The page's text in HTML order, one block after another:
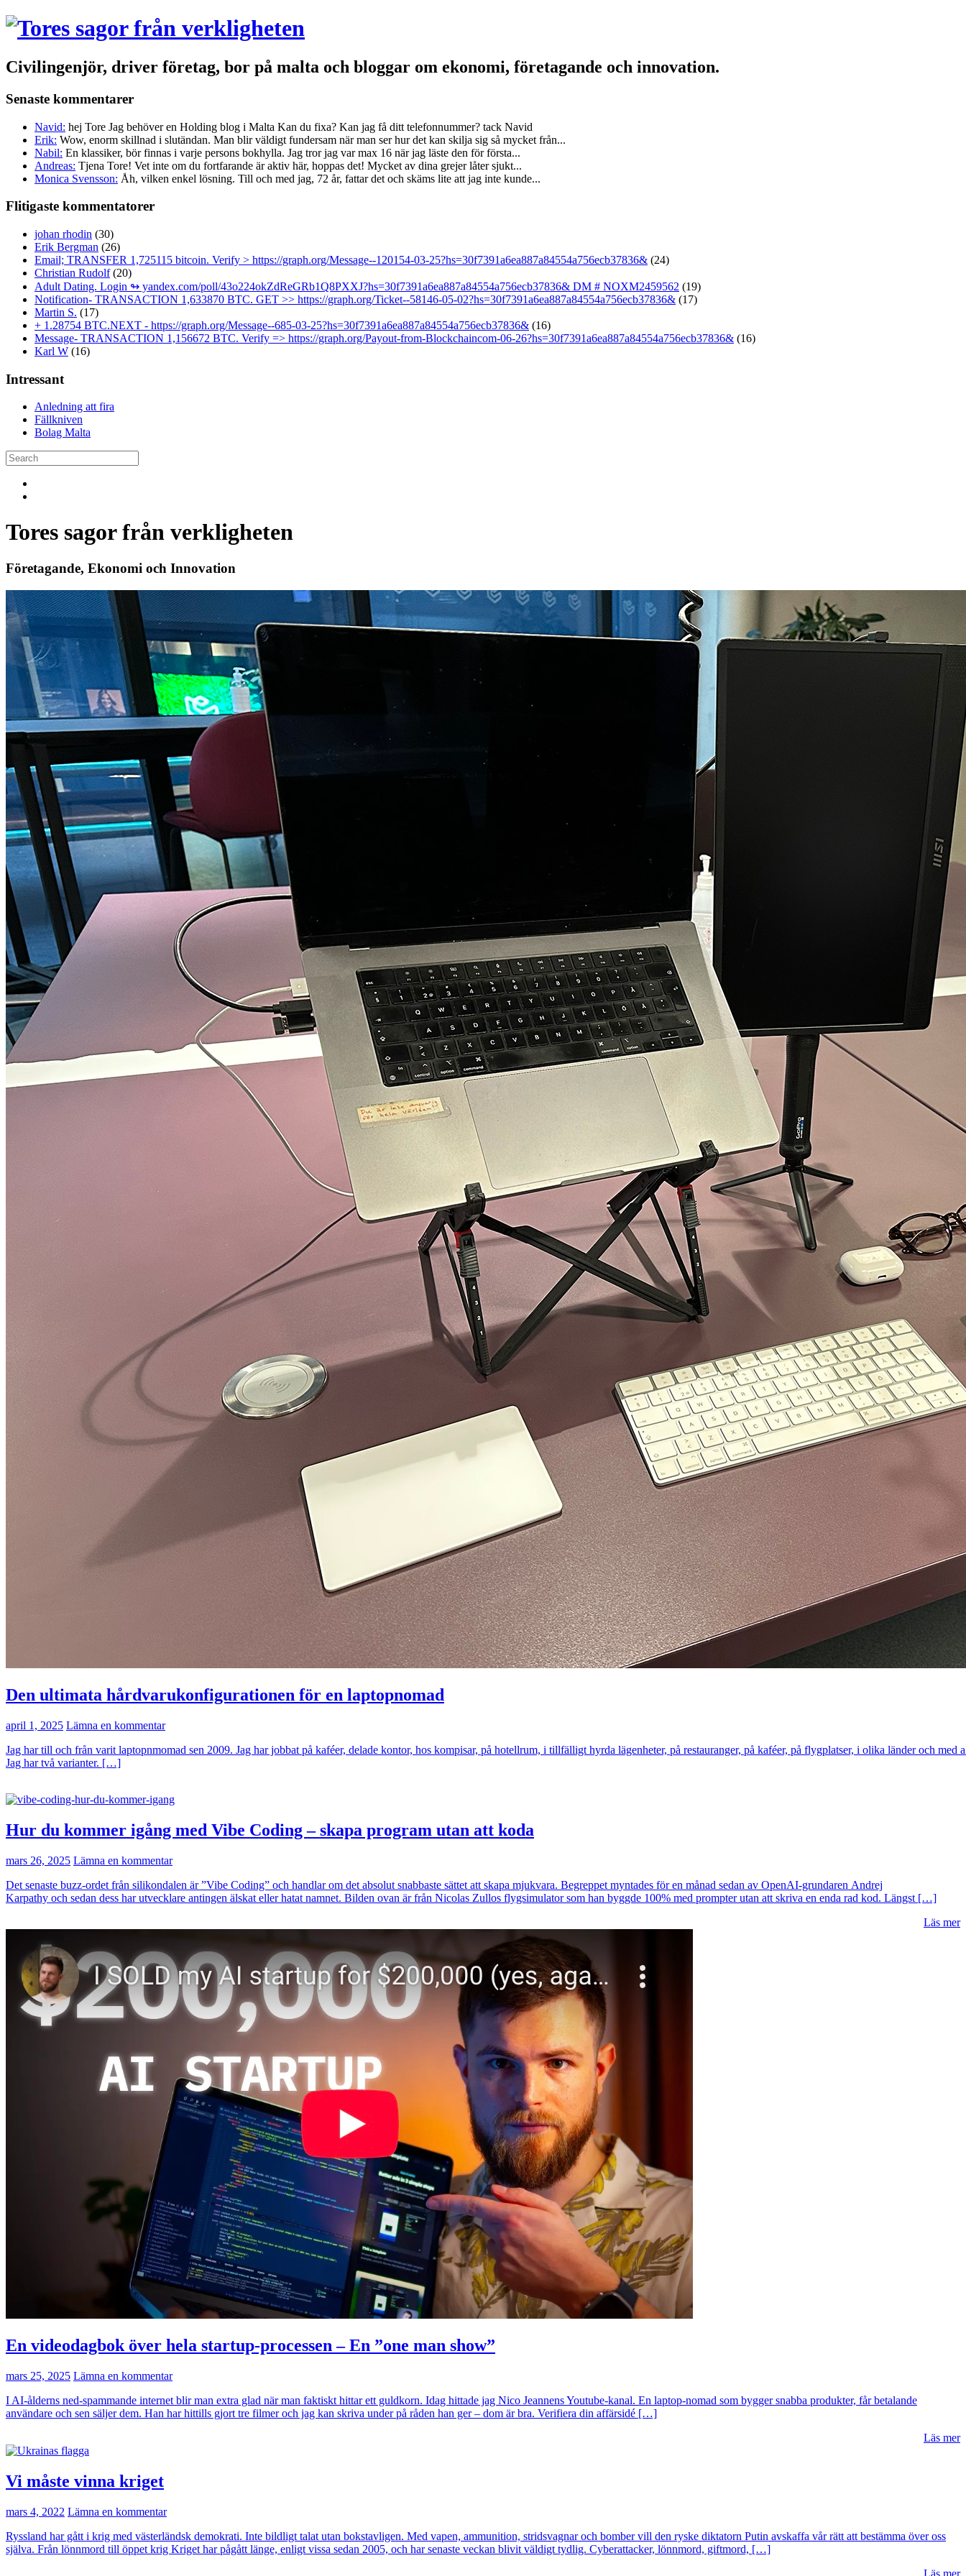
Civilingenjör, driver företag, bor på malta och bloggar om ekonomi, företagande och innovation.
Senaste kommentarer
Navid: hej Tore Jag behöver en Holding blog i Malta Kan du fixa? Kan jag få ditt telefonnummer? tack Navid
Erik: Wow, enorm skillnad i slutändan. Man blir väldigt fundersam när man ser hur det kan skilja sig så mycket från...
Nabil: En klassiker, bör finnas i varje persons bokhylla. Jag tror jag var max 16 när jag läste den för första...
Andreas: Tjena Tore! Vet inte om du fortfarande är aktiv här, hoppas det! Mycket av dina grejer låter sjukt...
Monica Svensson: Åh, vilken enkel lösning. Till och med jag, 72 år, fattar det och skäms lite att jag inte kunde...
Flitigaste kommentatorer
johan rhodin (30)
Erik Bergman (26)
Email; TRANSFER 1,725115 bitcoin. Verify > https://graph.org/Message--120154-03-25?hs=30f7391a6ea887a84554a756ecb37836& (24)
Christian Rudolf(20)
Adult Dating. Login ↬ yandex.com/poll/43o224okZdReGRb1Q8PXXJ?hs=30f7391a6ea887a84554a756ecb37836& DM # NOXM2459562 (19)
Notification- TRANSACTION 1,633870 BTC. GET >> https://graph.org/Ticket--58146-05-02?hs=30f7391a6ea887a84554a756ecb37836& (17)
Martin S. (17)
+ 1.28754 BTC.NEXT - https://graph.org/Message--685-03-25?hs=30f7391a6ea887a84554a756ecb37836& (16)
Message- TRANSACTION 1,156672 BTC. Verify => https://graph.org/Payout-from-Blockchaincom-06-26?hs=30f7391a6ea887a84554a756ecb37836& (16)
Karl W (16)
Intressant
Anledning att fira
Fällkniven
Bolag Malta
Tores sagor från verkligheten
Företagande, Ekonomi och Innovation
Den ultimata hårdvarukonfigurationen för en laptopnomad
april 1, 2025 Lämna en kommentar
Jag har till och från varit laptopnmomad sen 2009. Jag har jobbat på kaféer, delade kontor, hos kompisar, på hotellrum, i tillfälligt hyrda lägenheter, på restauranger, på kaféer, på flygplatser, i olika länder och
Jag har två varianter. […]
Hur du kommer igång med Vibe Coding – skapa program utan att koda
mars 26, 2025 Lämna en kommentar
Det senaste buzz-ordet från silikondalen är ”Vibe Coding” och handlar om det absolut snabbaste sättet att skapa mjukvara. Begreppet myntades för en månad sedan av OpenAI-grundaren Andrej
Karpathy och sedan dess har utvecklare antingen älskat eller hatat namnet. Bilden ovan är från Nicolas Zullos flygsimulator som han byggde 100% med prompter utan att skriva en enda rad kod. Längst […]
Läs mer
En videodagbok över hela startup-processen – En ”one man show”
mars 25, 2025 Lämna en kommentar
I AI-ålderns ned-spammande internet blir man extra glad när man faktiskt hittar ett guldkorn. Idag hittade jag Nico Jeannens Youtube-kanal. En laptop-nomad som bygger snabba produkter, får betalande
användare och sen säljer dem. Han har hittills gjort tre filmer och jag kan skriva under på råden han ger – dom är bra. Verifiera din affärsidé […]
Läs mer
Vi måste vinna kriget
mars 4, 2022 Lämna en kommentar
Ryssland har gått i krig med västerländsk demokrati. Inte bildligt talat utan bokstavligen. Med vapen, ammunition, stridsvagnar och bomber vill den ryske diktatorn Putin avskaffa vår rätt att bestämma över oss
själva. Från lönnmord till öppet krig Kriget har pågått länge, enligt vissa sedan 2005, och har senaste veckan blivit väldigt tydlig. Cyberattacker, lönnmord, giftmord, […]
Läs mer